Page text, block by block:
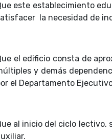
este establecimiento
la necesidad de
el edificio consta de
y demás
el Departamento
al inicio del ciclo lectivo,